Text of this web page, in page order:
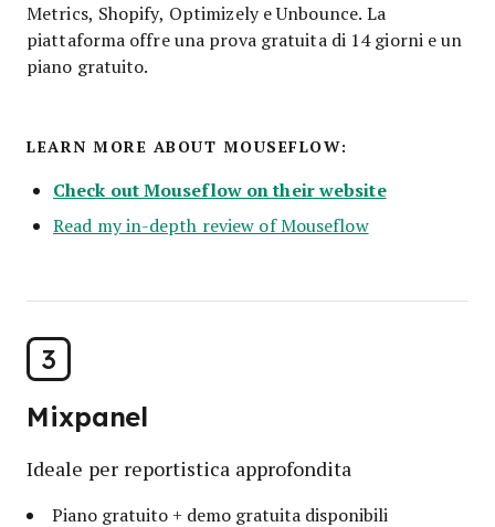
Metrics, Shopify, Optimizely e Unbounce. La
piattaforma offre una prova gratuita di 14 giorni e un
piano gratuito.
LEARN MORE ABOUT MOUSEFLOW:
Check out Mouseflow on their website
Read my in-depth review of Mouseflow
3
Mixpanel
Ideale per reportistica approfondita
Piano gratuito + demo gratuita disponibili